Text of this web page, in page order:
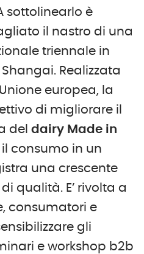
sottolinearlo è
il nastro di una
triennale in
Realizzata
europea, la
di migliorare il
del dairy Made in
consumo in un
una crescente
qualità. E’ rivolta a
consumatori e
gli
e workshop b2b